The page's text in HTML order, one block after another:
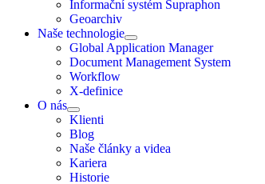
Informační systém Supraphon
Geoarchiv
Naše technologie
Global Application Manager
Document Management System
Workflow
X-definice
O nás
Klienti
Blog
Naše články a videa
Kariera
Historie